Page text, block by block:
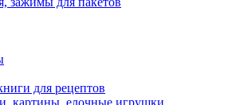
для рецептов
картины, елочные игрушки